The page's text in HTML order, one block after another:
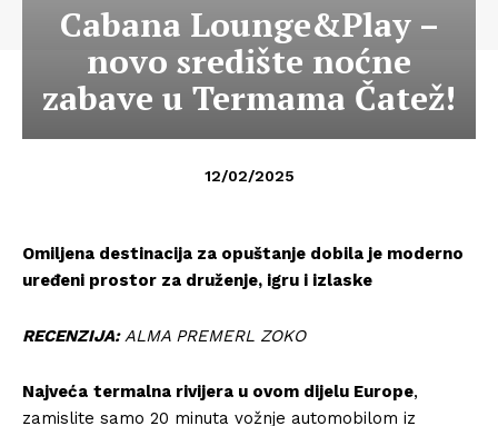
Cabana Lounge&Play –
novo središte noćne
zabave u Termama Čatež!
12/02/2025
Omiljena destinacija za opuštanje dobila je moderno
uređeni prostor za druženje, igru i izlaske
RECENZIJA: ALMA PREMERL ZOKO
Najveća termalna rivijera u ovom dijelu Europe,
zamislite samo 20 minuta vožnje automobilom iz